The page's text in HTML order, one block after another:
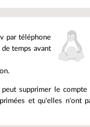
par téléphone
temps avant
supprimer le compte
et qu'elles n'ont